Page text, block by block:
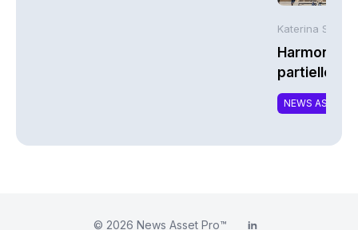
Katerina
Harmonie
partielle du
MTCAT
NEWS
© 2026 News Asset Pro™